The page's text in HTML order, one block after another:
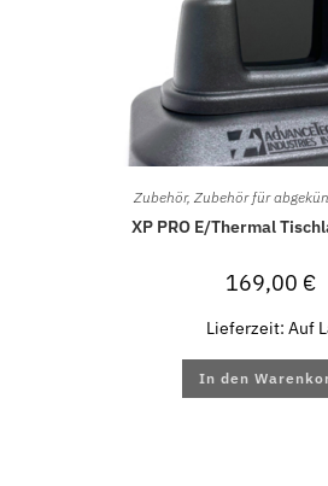
Zubehör, Zubehör für
XP PRO E/Thermal
169,00 €
Lieferzeit: Auf
In den